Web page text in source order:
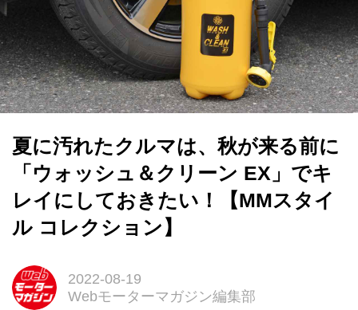
夏に汚れたクルマは、秋が来る前に
「ウォッシュ＆クリーン EX」でキ
レイにしておきたい！【MMスタイ
ル コレクション】
2022-08-19
Webモーターマガジン編集部